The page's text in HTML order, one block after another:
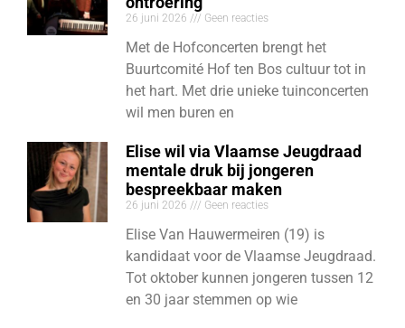
26 juni 2026 Geen reacties
Met de Hofconcerten brengt het
Buurtcomité Hof ten Bos cultuur tot in
het hart. Met drie unieke tuinconcerten
wil men buren en
Elise wil via Vlaamse Jeugdraad
mentale druk bij jongeren
bespreekbaar maken
26 juni 2026 Geen reacties
Elise Van Hauwermeiren (19) is
kandidaat voor de Vlaamse Jeugdraad.
Tot oktober kunnen jongeren tussen 12
en 30 jaar stemmen op wie